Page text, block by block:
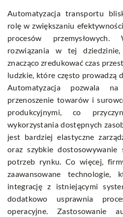
Automatyzacja transportu
rolę w zwiększaniu
procesów przemysłowych.
rozwiązania w tej
znacząco zredukować czas
ludzkie, które często prowadzą
Automatyzacja pozwala
przenoszenie towarów i
produkcyjnymi, co
wykorzystania dostępnych
jest bardziej elastyczne
oraz szybkie dostosowywanie
potrzeb rynku. Co więcej,
zaawansowane technologie,
integrację z istniejącymi
dodatkowo usprawnia
operacyjne. Zastosowanie